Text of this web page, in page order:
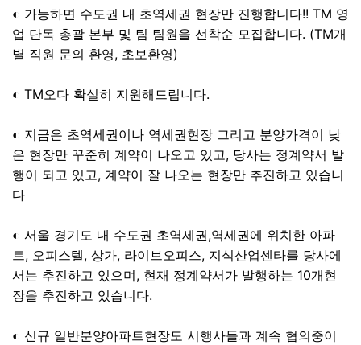
◐ 가능하면 수도권 내 초역세권 현장만 진행합니다!! TM 영
업 단독 총괄 본부 및 팀 팀원을 선착순 모집합니다. (TM개
별 직원 문의 환영, 초보환영)
◐ TM오다 확실히 지원해드립니다.
◐ 지금은 초역세권이나 역세권현장 그리고 분양가격이 낮
은 현장만 꾸준히 계약이 나오고 있고, 당사는 정계약서 발
행이 되고 있고, 계약이 잘 나오는 현장만 추진하고 있습니
다
◐ 서울 경기도 내 수도권 초역세권,역세권에 위치한 아파
트, 오피스텔, 상가, 라이브오피스, 지식산업센타를 당사에
서는 추진하고 있으며, 현재 정계약서가 발행하는 10개현
장을 추진하고 있습니다.
◐ 신규 일반분양아파트현장도 시행사들과 계속 협의중이